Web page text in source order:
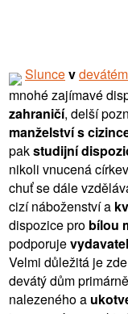
Sluncev
mnohé zajímavé
zahraničí, delší
manželství s
pakstudijní
nikoli vnucená
chuť se dále
cizí náboženství a
dispozice pro bílou
podporuje
Velmi důležitá je
devátý dům
nalezeného a